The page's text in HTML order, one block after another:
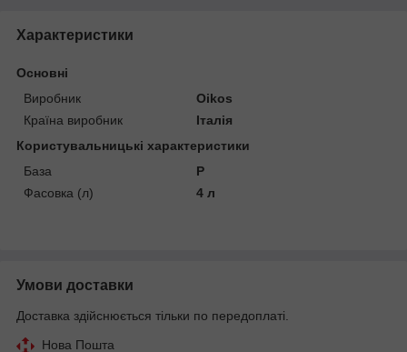
Характеристики
Основні
Виробник
Oikos
Країна виробник
Італія
Користувальницькі характеристики
База
P
Фасовка (л)
4 л
Умови доставки
Доставка здійснюється тільки по передоплаті.
Нова Пошта